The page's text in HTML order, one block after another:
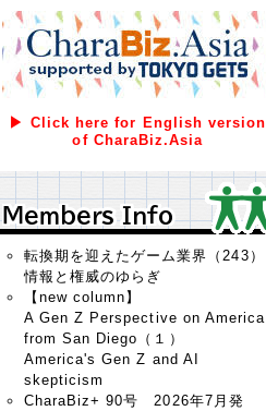
▶ Click here for English version
of CharaBiz.Asia
Ｍｅｍｂｅｒｓ Ｉｎｆｏ
Ｍｅｍｂｅｒｓ Ｉｎｆｏ
転換期を迎えたゲーム業界（243）
情報と権威のゆらぎ
【new column】
A Gen Z Perspective on America
from San Diego（１）
America's Gen Z and AI
skepticism
CharaBiz+ 90号 2026年7月発